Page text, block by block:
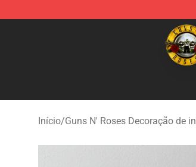
Guns N' Roses Store - Official Guns
Início/Guns N' Roses Decoração de